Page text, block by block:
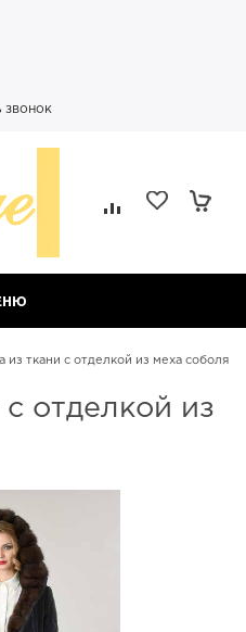
звонок
из ткани с отделкой из меха соболя
с отделкой из